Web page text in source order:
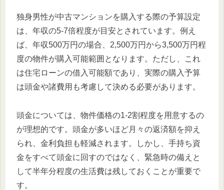
独身男性が中古マンションを購入する際の予算設定
は、年収の5-7倍程度が目安とされています。例え
ば、年収500万円の場合、2,500万円から3,500万円程
度の物件が購入可能範囲となります。ただし、これ
は住宅ローンの借入可能額であり、実際の購入予算
は頭金や諸費用も考慮して決める必要があります。
頭金については、物件価格の1-2割程度を用意するの
が理想的です。頭金が多いほど月々の返済額を抑え
られ、金利負担も軽減されます。しかし、手持ち資
金をすべて頭金に回すのではなく、緊急時の備えと
して半年分程度の生活費は残しておくことが重要で
す。